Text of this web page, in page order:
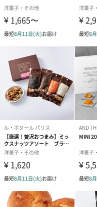
商品詳細情報
幅13cmX縦
賞味期限／消
費期限
出荷日より
購入者最低保
証残存賞味期
限
出荷日より
アレルゲン情
乳・小麦・
原材料
小麦粉（
きび糖､アー
ライパイン
コナッツ､
アーモンド･
配送方法（常
蔵）